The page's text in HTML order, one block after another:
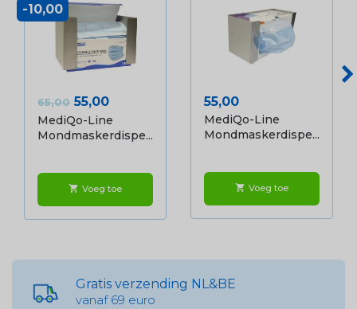
Normale prijs
65,00 Prijs
55,00
MediQo-Line
Mondmaskerdispe...
shopping_cart Voeg toe
-10,00
Prijs
55,00
MediQo-Line
Mondmaskerdispe...
shopping_cart Voeg toe
Gratis verzending NL&BE
vanaf 69 euro